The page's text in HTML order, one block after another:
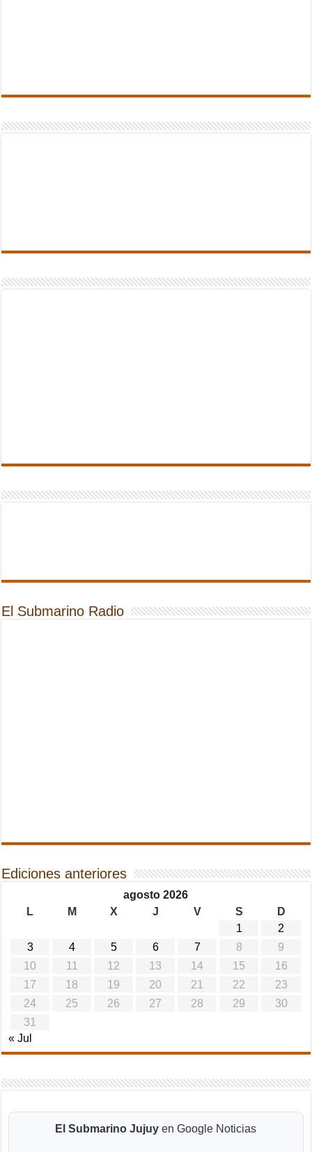
El Submarino Radio
Ediciones anteriores
agosto 2026
L
M X J V S
D
1
2
3
4 5 6 7 8
9
10
11 12 13 14 15
16
17
18 19 20 21 22
23
24
25 26 27 28 29
30
31
« Jul
El Submarino Jujuy en Google Noticias